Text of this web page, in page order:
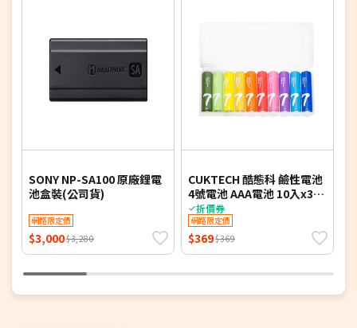
SONY NP-SA100 原廠鋰電
池盒裝(公司貨)
網路限定價
$3,000$3,280
CUKTECH 酷態科 鹼性電池
4號電池 AAA電池 10入x3組
(30入) B07
折價券
網路限定價
$369$369